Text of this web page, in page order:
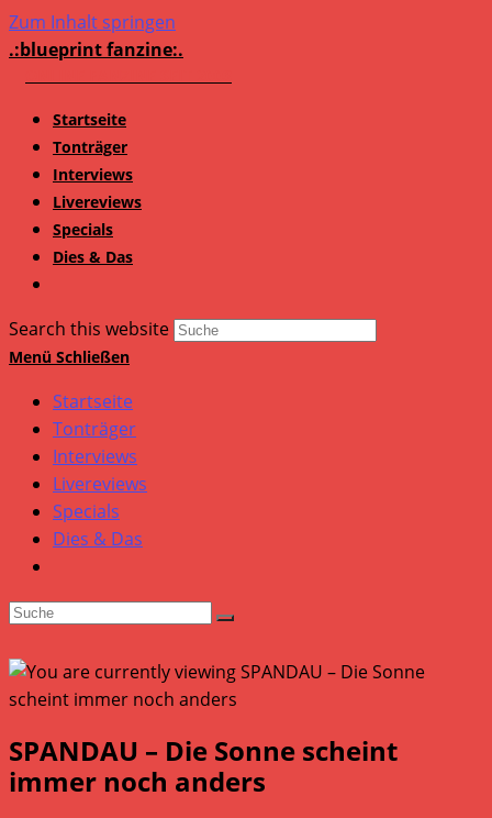
Zum Inhalt springen
.:blueprint fanzine:.
Startseite
Tonträger
Interviews
Livereviews
Specials
Dies & Das
Search this website
Menü Schließen
Startseite
Tonträger
Interviews
Livereviews
Specials
Dies & Das
SPANDAU – Die Sonne scheint
immer noch anders